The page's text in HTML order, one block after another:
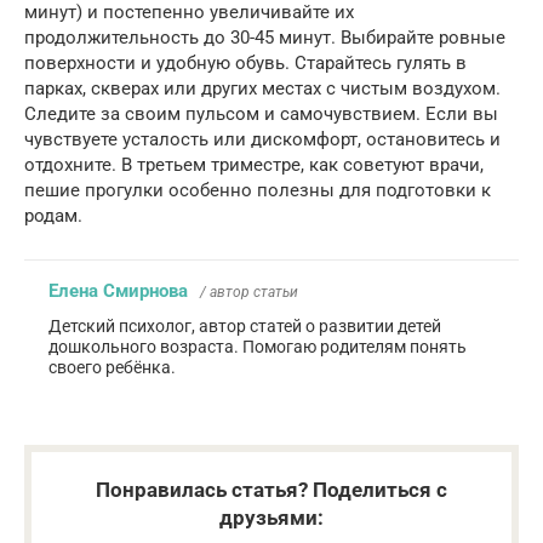
минут) и постепенно увеличивайте их
продолжительность до 30-45 минут. Выбирайте ровные
поверхности и удобную обувь. Старайтесь гулять в
парках, скверах или других местах с чистым воздухом.
Следите за своим пульсом и самочувствием. Если вы
чувствуете усталость или дискомфорт, остановитесь и
отдохните. В третьем триместре, как советуют врачи,
пешие прогулки особенно полезны для подготовки к
родам.
Елена Смирнова / автор статьи
Детский психолог, автор статей о развитии детей
дошкольного возраста. Помогаю родителям понять
своего ребёнка.
Понравилась статья? Поделиться с
друзьями: